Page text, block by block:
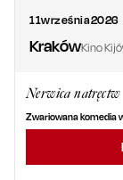
11września2026
KrakówKino
Nerwica natręctw
Zwariowana komedia